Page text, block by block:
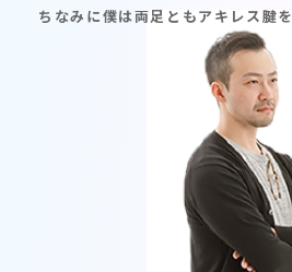
ちなみに僕は両足ともアキレス腱を